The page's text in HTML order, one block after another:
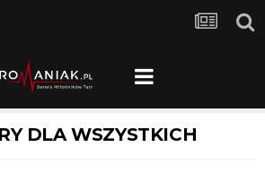
DLA WSZYSTKICH